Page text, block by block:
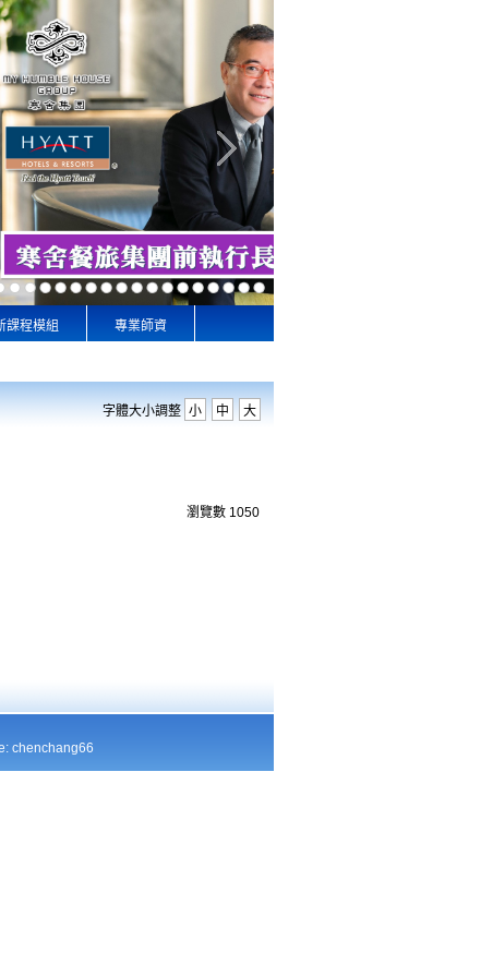
課程模組 專業師資
字體大小調整 小 中 大
瀏覽數 1050
chenchang66